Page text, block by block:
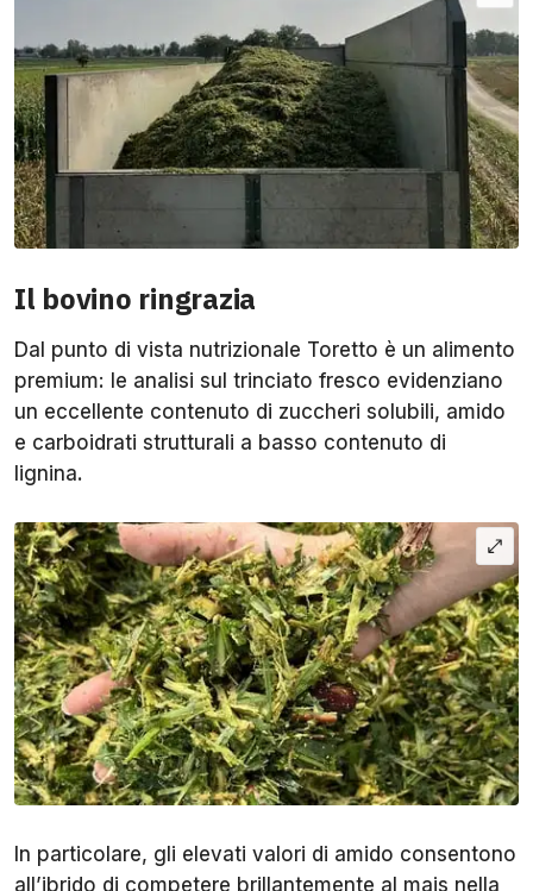
Il bovino ringrazia
Dal punto di vista nutrizionale Toretto è un alimento
premium: le analisi sul trinciato fresco evidenziano
un eccellente contenuto di zuccheri solubili, amido
e carboidrati strutturali a basso contenuto di
lignina.
In particolare, gli elevati valori di amido consentono
all’ibrido di competere brillantemente al mais nella